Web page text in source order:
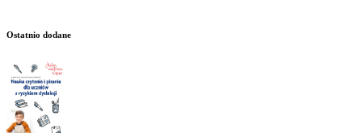
Ostatnio dodane